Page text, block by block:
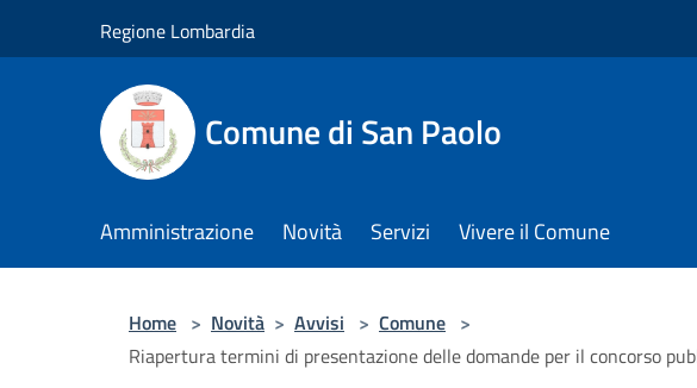
Regione Lombardia
Comune di San Paolo
Amministrazione Novità Servizi Vivere il Comune
Home > Novità > Avvisi > Comune >
Riapertura termini di presentazione delle domande per il concorso